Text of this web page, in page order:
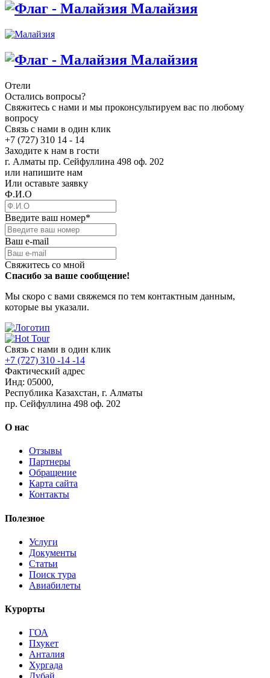
Малайзия
Малайзия
Отели
Остались вопросы?
Свяжитесь с нами и мы проконсультируем вас по любому
вопросу
Связь с нами в один клик
+7 (727) 310 14 - 14
Заходите к нам в гости
г. Алматы пр. Сейфуллина 498 оф. 202
или напишите нам
Или оставьте заявку
Ф.И.О
Введите ваш номер*
Ваш e-mail
Свяжитесь со мной
Спасибо за ваше сообщение!
Мы скоро с вами свяжемся по тем контактным данным,
которые вы указали.
Связь с нами в один клик
+7 (727) 310 -14 -14
Фактический адрес
Инд: 05000,
Республика Казахстан, г. Алматы
пр. Сейфуллина 498 оф. 202
О нас
Отзывы
Партнеры
Обращение
Карта сайта
Контакты
Полезное
Услуги
Документы
Статьи
Поиск тура
Авиабилеты
Курорты
ГОА
Пхукет
Анталия
Хургада